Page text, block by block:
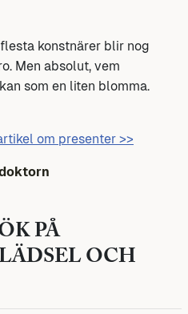
konstnärer blir nog
Men absolut, vem
som en liten blomma.
om presenter >>
PÅ
OCH